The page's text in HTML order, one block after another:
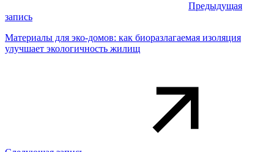
Предыдущая
запись
Материалы для эко-домов: как биоразлагаемая изоляция
улучшает экологичность жилищ